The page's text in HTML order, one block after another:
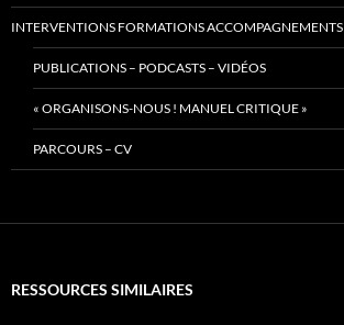
INTERVENTIONS FORMATIONS ACCOMPAGNEMENTS
PUBLICATIONS – PODCASTS – VIDÉOS
« ORGANISONS-NOUS ! MANUEL CRITIQUE »
PARCOURS – CV
RESSOURCES SIMILAIRES